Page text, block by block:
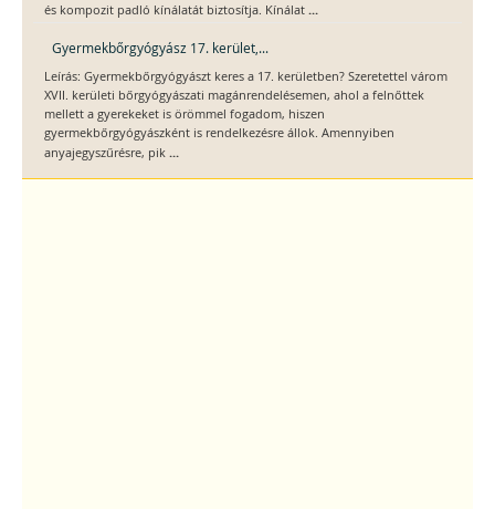
és kompozit padló kínálatát biztosítja. Kínálat ...
Gyermekbőrgyógyász 17. kerület,...
Leírás: Gyermekbőrgyógyászt keres a 17. kerületben? Szeretettel várom
XVII. kerületi bőrgyógyászati magánrendelésemen, ahol a felnőttek
mellett a gyerekeket is örömmel fogadom, hiszen
gyermekbőrgyógyászként is rendelkezésre állok. Amennyiben
anyajegyszűrésre, pik ...